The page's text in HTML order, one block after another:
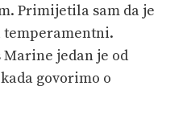
Primijetila sam da je
temperamentni.
jedan je od
govorimo o